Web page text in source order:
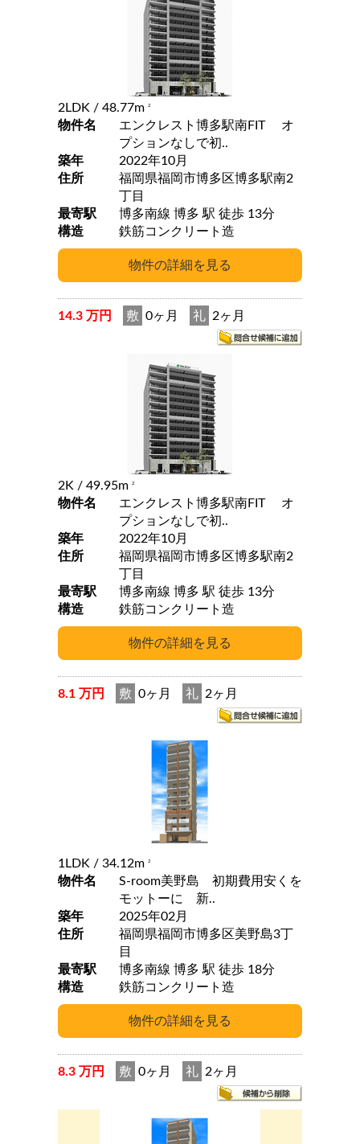
2LDK / 48.77m 2
物件名
エンクレスト博多駅南FIT オ
プションなしで初..
築年
2022年10月
住所
福岡県福岡市博多区博多駅南2
丁目
最寄駅
博多南線 博多 駅 徒歩 13分
構造
鉄筋コンクリート造
14.3 万円 敷 0ヶ月 礼 2ヶ月
2K / 49.95m 2
物件名
エンクレスト博多駅南FIT オ
プションなしで初..
築年
2022年10月
住所
福岡県福岡市博多区博多駅南2
丁目
最寄駅
博多南線 博多 駅 徒歩 13分
構造
鉄筋コンクリート造
8.1 万円 敷 0ヶ月 礼 2ヶ月
1LDK / 34.12m 2
物件名
S-room美野島 初期費用安くを
モットーに 新..
築年
2025年02月
住所
福岡県福岡市博多区美野島3丁
目
最寄駅
博多南線 博多 駅 徒歩 18分
構造
鉄筋コンクリート造
8.3 万円 敷 0ヶ月 礼 2ヶ月